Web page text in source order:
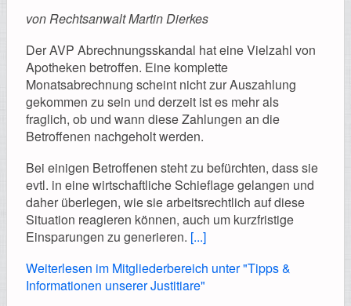
Registrierung
Impressionen
Hilfe
von Rechtsanwalt Martin Dierkes
Der AVP Abrechnungsskandal hat eine Vielzahl von
Apotheken betroffen. Eine komplette
Monatsabrechnung scheint nicht zur Auszahlung
gekommen zu sein und derzeit ist es mehr als
fraglich, ob und wann diese Zahlungen an die
Betroffenen nachgeholt werden.
Bei einigen Betroffenen steht zu befürchten, dass sie
evtl. in eine wirtschaftliche Schieflage gelangen und
daher überlegen, wie sie arbeitsrechtlich auf diese
Situation reagieren können, auch um kurzfristige
Einsparungen zu generieren. [...]
Weiterlesen im Mitgliederbereich unter "Tipps &
Informationen unserer Justitiare"